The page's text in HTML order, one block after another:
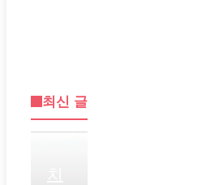
최신 글